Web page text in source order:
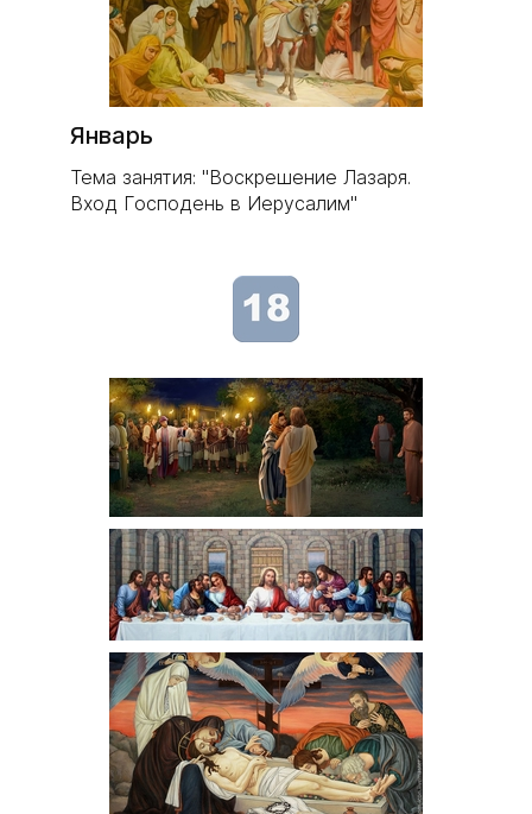
Январь
Тема занятия: "Воскрешение Лазаря.
Вход Господень в Иерусалим"